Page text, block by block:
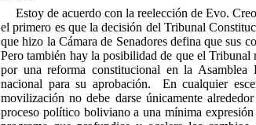
Estoy de acuerdo con la reelección de Evo.
el primero es que la decisión del Tribunal
que hizo la Cámara de Senadores defina que sus
Pero también hay la posibilidad de que el
por una reforma constitucional en la
nacional para su aprobación. En cualquier
movilización no debe darse únicamente
proceso político boliviano a una mínima